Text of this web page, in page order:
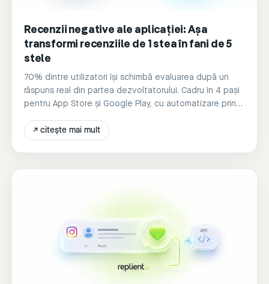
Recenzii negative ale aplicației: Așa
transformi recenziile de 1 stea în fani de 5
stele
70% dintre utilizatori își schimbă evaluarea după un
răspuns real din partea dezvoltatorului. Cadru în 4 pași
pentru App Store și Google Play, cu automatizare prin
↗ citește mai mult